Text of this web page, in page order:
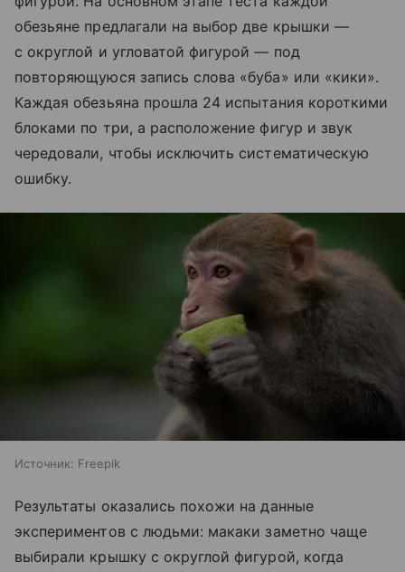
обезьяне предлагали на выбор две крышки —
с округлой и угловатой фигурой — под
повторяющуюся запись слова «буба» или «кики».
Каждая обезьяна прошла 24 испытания короткими
блоками по три, а расположение фигур и звук
чередовали, чтобы исключить систематическую
ошибку.
Источник: Freepik
Результаты оказались похожи на данные
экспериментов с людьми: макаки заметно чаще
выбирали крышку с округлой фигурой, когда